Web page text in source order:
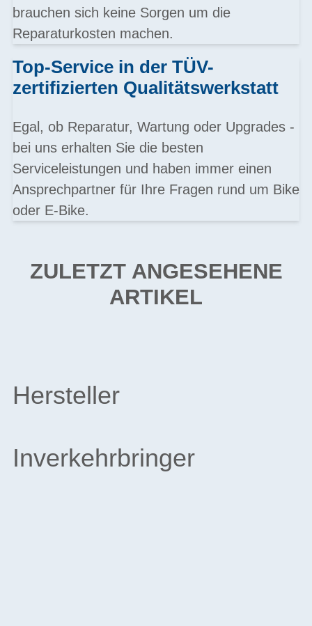
brauchen sich keine Sorgen um die
Reparaturkosten machen.
Top-Service in der TÜV-
zertifizierten Qualitätswerkstatt
Egal, ob Reparatur, Wartung oder Upgrades -
bei uns erhalten Sie die besten
Serviceleistungen und haben immer einen
Ansprechpartner für Ihre Fragen rund um Bike
oder E-Bike.
ZULETZT ANGESEHENE
ARTIKEL
Hersteller
Inverkehrbringer